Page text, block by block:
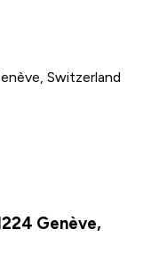
Switzerland
Genève,